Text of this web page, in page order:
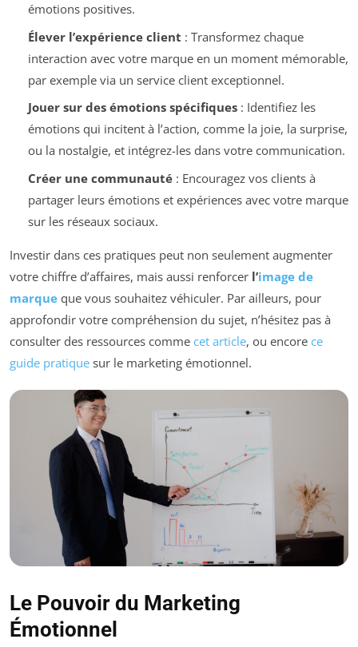
émotions positives.
Élever l’expérience client : Transformez chaque
interaction avec votre marque en un moment mémorable,
par exemple via un service client exceptionnel.
Jouer sur des émotions spécifiques: Identifiez les
émotions qui incitent à l’action, comme la joie, la surprise,
ou la nostalgie, et intégrez-les dans votre communication.
Créer une communauté: Encouragez vos clients à
partager leurs émotions et expériences avec votre marque
sur les réseaux sociaux.
Investir dans ces pratiques peut non seulement augmenter
votre chiffre d’affaires, mais aussi renforcer l’image de
marque que vous souhaitez véhiculer. Par ailleurs, pour
approfondir votre compréhension du sujet, n’hésitez pas à
consulter des ressources comme cet article, ou encore ce
guide pratique sur le marketing émotionnel.
Le Pouvoir du Marketing
Émotionnel